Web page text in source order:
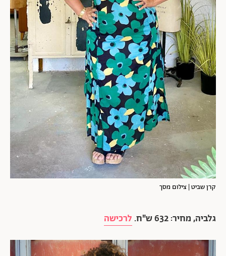
קרן שביט | צילום מסך
גלביה, מחיר: 632 ש"ח. לרכישה